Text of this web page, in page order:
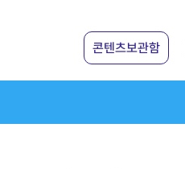
콘텐츠보관함